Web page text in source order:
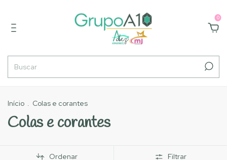
0
Início . Colas e corantes
Colas e corantes
Ordenar Filtrar